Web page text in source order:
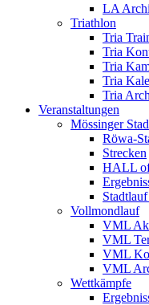
LA
Triathlon
Tria
Tria
Tria
Tria
Tria
Veranstaltungen
Mössinger
Röwa-
Strecken
HALL
Vollmondlauf
VML
VML
VML
VML
Wettkämpfe